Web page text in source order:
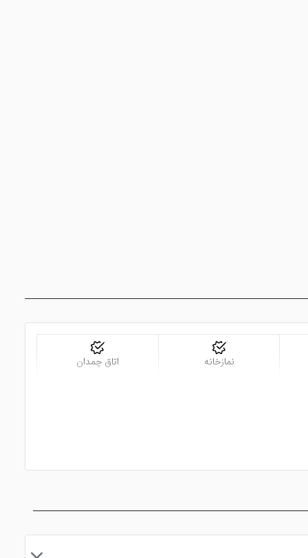
نمازخانه اتاق چمدان